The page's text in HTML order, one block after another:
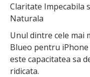
Claritate Impecabila
Naturala
Unul dintre cele mai
Blueo pentru iPhone
este capacitatea sa
ridicata.